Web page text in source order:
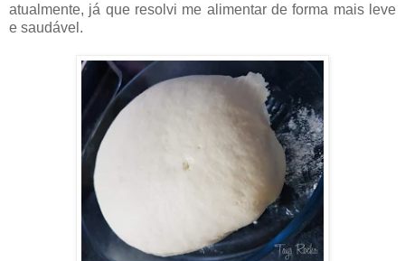
atualmente, já que resolvi me alimentar de forma mais leve
e saudável.